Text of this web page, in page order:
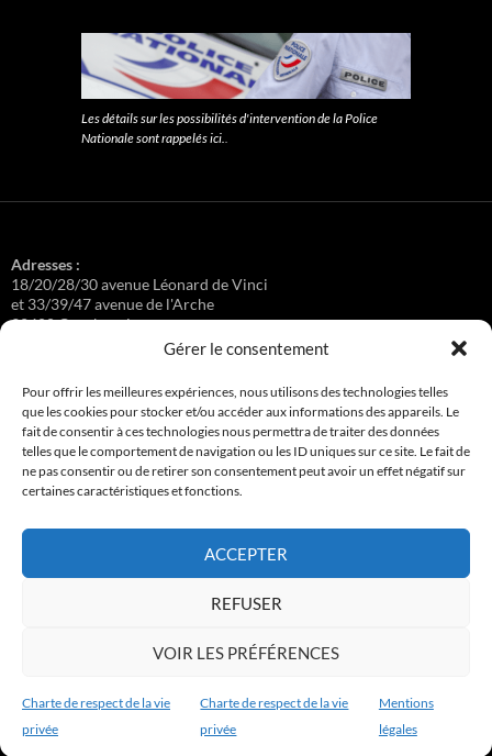
Gérer le consentement
Pour offrir les meilleures expériences, nous utilisons des technologies telles
que les cookies pour stocker et/ou accéder aux informations des appareils. Le
fait de consentir à ces technologies nous permettra de traiter des données
telles que le comportement de navigation ou les ID uniques sur ce site. Le fait de
ne pas consentir ou de retirer son consentement peut avoir un effet négatif sur
certaines caractéristiques et fonctions.
ACCEPTER
REFUSER
VOIR LES PRÉFÉRENCES
Charte de respect de la vie
privée
Charte de respect de la vie
privée
Mentions
légales
Les détails sur les possibilités d'intervention de la Police
Nationale sont rappelés ici..
Adresses :
18/20/28/30 avenue Léonard de Vinci
et 33/39/47 avenue de l'Arche
92400 Courbevoie
Régisseuse :
Loge au 39 Avenue de l'Arche.
Connexion
Copyright © 2017-2026 résidence Apollonia 1
Charte de respect de la vie privée Fièrement propulsé par WordPress